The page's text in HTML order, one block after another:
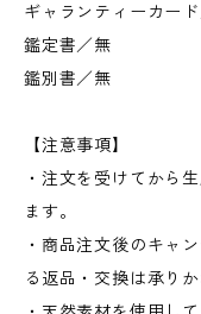
ギャランティーカー
鑑定書／無
鑑別書／無
【注意事項】
・注文を受けてから
ます。
・商品注文後のキャ
る返品・交換は承りか